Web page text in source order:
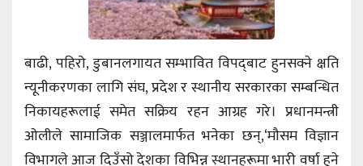
बाढी, पहिरो, डुबानलगायत सम्भावित विपद्‌बाट हुनसक्ने क्षति
न्यूनीकरणका लागि संघ, प्रदेश र स्थानीय सरकारका सम्बन्धित
निकायहरूलाई समेत सक्रिय रहन आग्रह गरे। प्रधानमन्त्री
ओलीले सामाजिक सञ्जालमार्फत भनेका छन्,‘मौसम विज्ञान
विभागले आज दिउँसो देशका विभिन्न स्थानहरूमा भारी वर्षा हुने